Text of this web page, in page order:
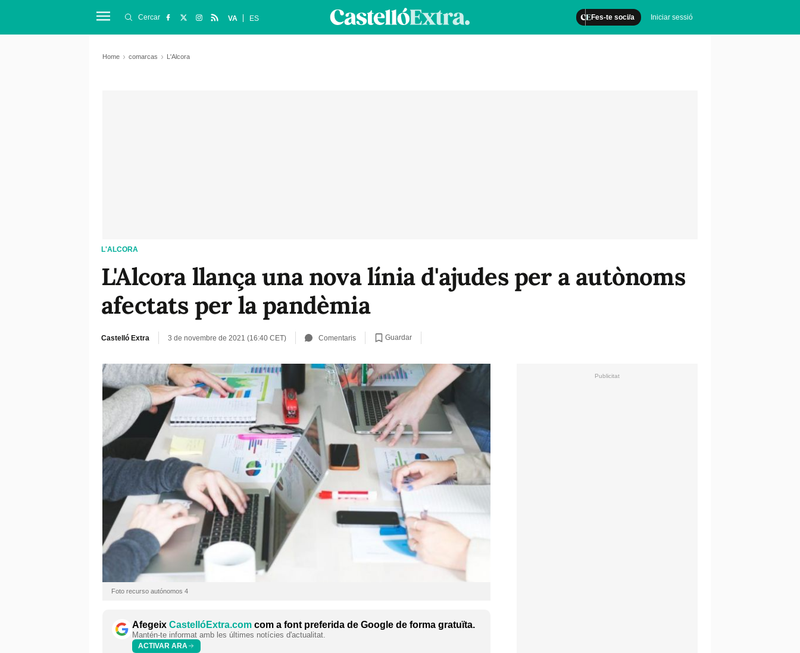
Fes-te soci/a Iniciar sessió
Cercar VA ES
Home comarcas L'Alcora
L'ALCORA
L'Alcora llança una nova línia d'ajudes per a autònoms
afectats per la pandèmia
Castelló Extra 3 de novembre de 2021 (16:40 CET) Comentaris Guardar
Foto recurso autónomos 4
Afegeix CastellóExtra.com com a font preferida de Google de forma gratuïta.
Mantén-te informat amb les últimes notícies d'actualitat.
ACTIVAR ARA